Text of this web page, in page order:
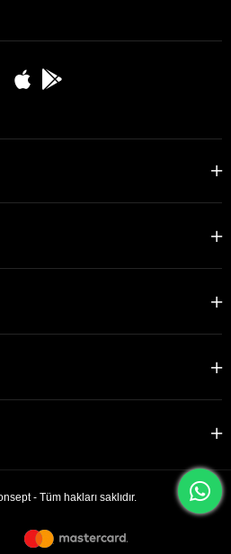
- Tüm hakları saklıdır.